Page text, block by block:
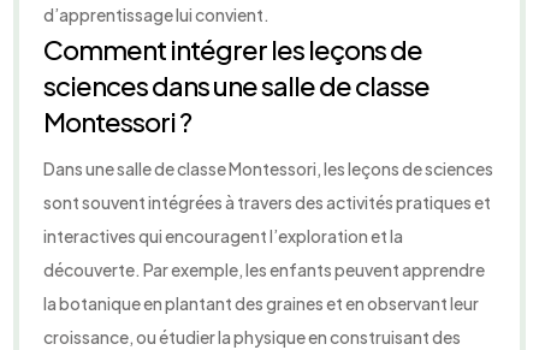
d’apprentissage lui convient.
Comment intégrer les leçons de
sciences dans une salle de classe
Montessori ?
Dans une salle de classe Montessori, les leçons de sciences
sont souvent intégrées à travers des activités pratiques et
interactives qui encouragent l’exploration et la
découverte. Par exemple, les enfants peuvent apprendre
la botanique en plantant des graines et en observant leur
croissance, ou étudier la physique en construisant des